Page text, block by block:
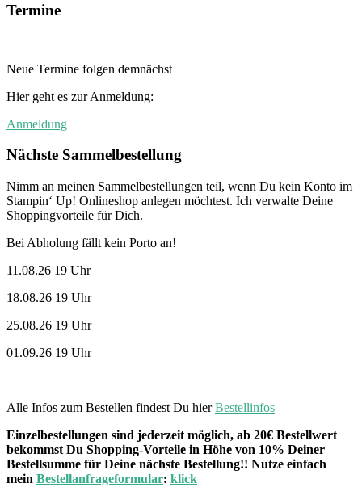
Termine
Neue Termine folgen demnächst
Hier geht es zur Anmeldung:
Anmeldung
Nächste Sammelbestellung
Nimm an meinen Sammelbestellungen teil, wenn Du kein Konto im
Stampin‘ Up! Onlineshop anlegen möchtest. Ich verwalte Deine
Shoppingvorteile für Dich.
Bei Abholung fällt kein Porto an!
11.08.26 19 Uhr
18.08.26 19 Uhr
25.08.26 19 Uhr
01.09.26 19 Uhr
Alle Infos zum Bestellen findest Du hierBestellinfos
Einzelbestellungen sind jederzeit möglich, ab 20€ Bestellwert
bekommst Du Shopping-Vorteile in Höhe von 10% Deiner
Bestellsumme für Deine nächste Bestellung!! Nutze einfach
mein Bestellanfrageformular: klick